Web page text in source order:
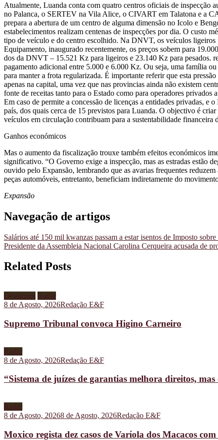
Atualmente, Luanda conta com quatro centros oficiais de
no Palanca, o SERTEV na Vila Alice, o CIVART em Talatona e a
prepara a abertura de um centro de alguma dimensão no Icolo e
estabelecimentos realizam centenas de inspecções por dia. O custo
tipo de veículo e do centro escolhido. Na DNVT, os veículos
Equipamento, inaugurado recentemente, os preços sobem para
dos da DNVT – 15.521 Kz para ligeiros e 23.140 Kz para pesados.
pagamento adicional entre 5.000 e 6.000 Kz. Ou seja, uma família
para manter a frota regularizada. É importante referir que esta
apenas na capital, uma vez que nas provincias ainda não existem
fonte de receitas tanto para o Estado como para operadores
Em caso de permite a concessão de licenças a entidades privadas,
país, dos quais cerca de 15 previstos para Luanda. O objectivo é
veículos em circulação contribuam para a sustentabilidade financeira
Ganhos económicos
Mas o aumento da fiscalização trouxe também efeitos económicos
significativo. “Ο Governo exige a inspecção, mas as estradas estão
ouvido pelo Expansão, lembrando que as avarias frequentes
peças automóveis, entretanto, beneficiam indiretamente do
Expansão
Navegação de artigos
Salários até 150 mil kwanzas passam a estar isentos de Imposto
Presidente da Assembleia Nacional Carolina Cerqueira acusada de
Related Posts
Destaques Radar
8 de Agosto, 2026Redação E&F
Supremo Tribunal convoca Higino Carneiro
Radar
8 de Agosto, 2026Redação E&F
“Sistema de juízes de garantias melhora direitos,
Radar
8 de Agosto, 20268 de Agosto, 2026Redação E&F
Moxico regista dez casos de Varíola dos Macacos